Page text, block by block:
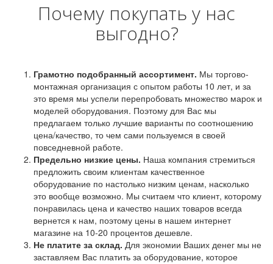
Почему покупать у нас
выгодно?
Грамотно подобранный ассортимент. Мы торгово-
монтажная организация с опытом работы 10 лет, и за
это время мы успели перепробовать множество марок и
моделей оборудования. Поэтому для Вас мы
предлагаем только лучшие варианты по соотношению
цена/качество, то чем сами пользуемся в своей
повседневной работе.
Предельно низкие цены. Наша компания стремиться
предложить своим клиентам качественное
оборудование по настолько низким ценам, насколько
это вообще возможно. Мы считаем что клиент, которому
понравилась цена и качество наших товаров всегда
вернется к нам, поэтому цены в нашем интернет
магазине на 10-20 процентов дешевле.
Не платите за склад. Для экономии Ваших денег мы не
заставляем Вас платить за оборудование, которое